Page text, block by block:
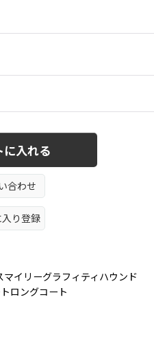
に入れる
合わせ
入り登録
イリーグラフィティハウンド
ロングコート